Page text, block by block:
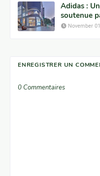
Adidas :
soutenue
November
ENREGISTRER UN
0 Commentaires